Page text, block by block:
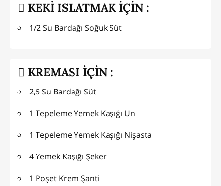
KEKİ ISLATMAK İÇİN :
1/2 Su Bardağı Soğuk Süt
KREMASI İÇİN :
2,5 Su Bardağı Süt
1 Tepeleme Yemek Kaşığı Un
1 Tepeleme Yemek Kaşığı Nişasta
4 Yemek Kaşığı Şeker
1 Poşet Krem Şanti